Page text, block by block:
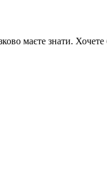
маєте знати.